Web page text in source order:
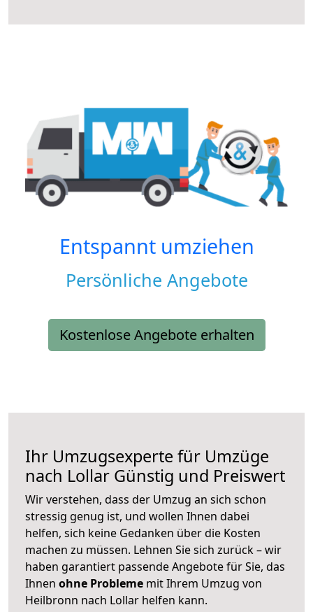
Entspannt umziehen
Persönliche Angebote
Kostenlose Angebote erhalten
Ihr Umzugsexperte für Umzüge
nach Lollar Günstig und Preiswert
Wir verstehen, dass der Umzug an sich schon
stressig genug ist, und wollen Ihnen dabei
helfen, sich keine Gedanken über die Kosten
machen zu müssen. Lehnen Sie sich zurück – wir
haben garantiert passende Angebote für Sie, das
Ihnen ohne Probleme mit Ihrem Umzug von
Heilbronn nach Lollar helfen kann.